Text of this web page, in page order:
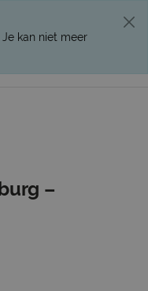
kan niet meer
–